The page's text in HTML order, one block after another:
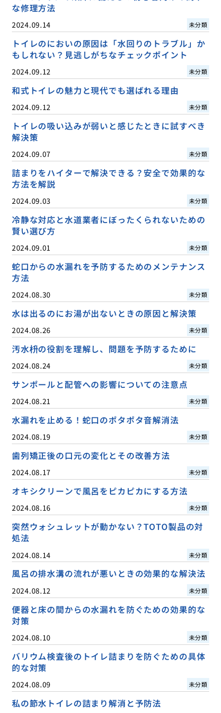
な修理方法
2024.09.14 未分類
トイレのにおいの原因は「水回りのトラブル」か
もしれない？見逃しがちなチェックポイント
2024.09.12 未分類
和式トイレの魅力と現代でも選ばれる理由
2024.09.12 未分類
トイレの吸い込みが弱いと感じたときに試すべき
解決策
2024.09.07 未分類
詰まりをハイターで解決できる？安全で効果的な
方法を解説
2024.09.03 未分類
冷静な対応と水道業者にぼったくられないための
賢い選び方
2024.09.01 未分類
蛇口からの水漏れを予防するためのメンテナンス
方法
2024.08.30 未分類
水は出るのにお湯が出ないときの原因と解決策
2024.08.26 未分類
汚水枡の役割を理解し、問題を予防するために
2024.08.24 未分類
サンポールと配管への影響についての注意点
2024.08.21 未分類
水漏れを止める！蛇口のポタポタ音解消法
2024.08.19 未分類
歯列矯正後の口元の変化とその改善方法
2024.08.17 未分類
オキシクリーンで風呂をピカピカにする方法
2024.08.16 未分類
突然ウォシュレットが動かない？TOTO製品の対
処法
2024.08.14 未分類
風呂の排水溝の流れが悪いときの効果的な解決法
2024.08.12 未分類
便器と床の間からの水漏れを防ぐための効果的な
対策
2024.08.10 未分類
バリウム検査後のトイレ詰まりを防ぐための具体
的な対策
2024.08.09 未分類
私の節水トイレの詰まり解消と予防法